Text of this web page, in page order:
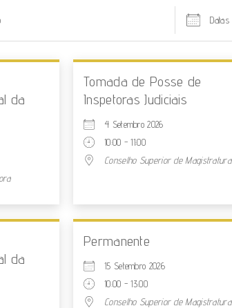
da
Tomada de Posse de
Inspetoras Judiciais
4 Setembro 2026
10:00 - 11:00
Conselho Superior de Magistratura
da
Permanente
15 Setembro 2026
10:00 - 13:00
Conselho Superior de Magistratura